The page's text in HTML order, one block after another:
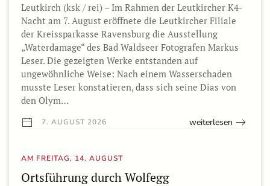
Leutkirch (ksk / rei) – Im Rahmen der Leutkircher K4-
Nacht am 7. August eröffnete die Leutkircher Filiale
der Kreissparkasse Ravensburg die Ausstellung
„Waterdamage“ des Bad Waldseer Fotografen Markus
Leser. Die gezeigten Werke entstanden auf
ungewöhnliche Weise: Nach einem Wasserschaden
musste Leser konstatieren, dass sich seine Dias von
den Olym…
7. AUGUST 2026 weiterlesen
AM FREITAG, 14. AUGUST
Ortsführung durch Wolfegg